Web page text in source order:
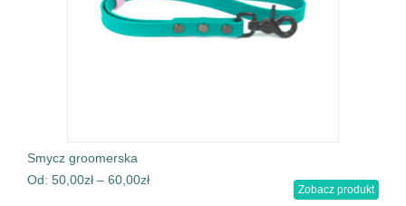
Smycz groomerska
Od: 50,00zł – 60,00zł
Zobacz produkt